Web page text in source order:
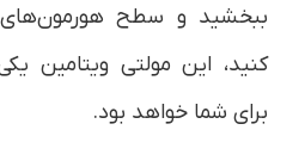
ببخشید و سطح هورمون‌های
کنید، این مولتی ویتامین
برای شما خواهد بود.